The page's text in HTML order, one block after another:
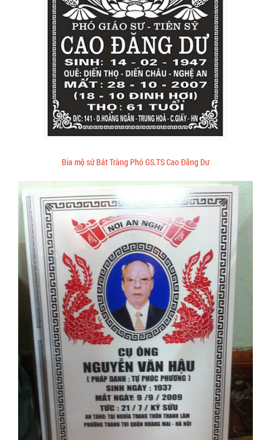
Bia mộ sứ Bát Tràng Phó GS.TS Cao Đăng Dư